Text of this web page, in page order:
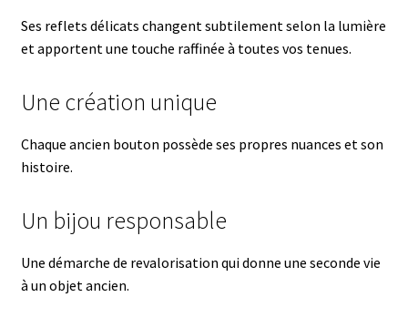
Ses reflets délicats changent subtilement selon la lumière
et apportent une touche raffinée à toutes vos tenues.
Une création unique
Chaque ancien bouton possède ses propres nuances et son
histoire.
Un bijou responsable
Une démarche de revalorisation qui donne une seconde vie
à un objet ancien.